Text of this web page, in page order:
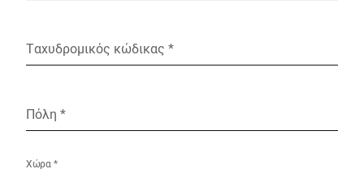
Ταχυδρομικός κώδικας *
Πόλη *
Χώρα *